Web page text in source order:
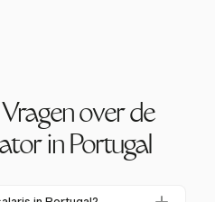
over de
in Portugal